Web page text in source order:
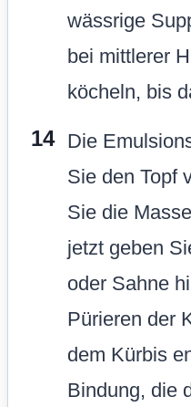
wässrige
bei mittlerer
köcheln, bis
Die
Sie den Topf
Sie die
jetzt geben
oder Sahne
Pürieren der
dem Kürbis
Bindung, die